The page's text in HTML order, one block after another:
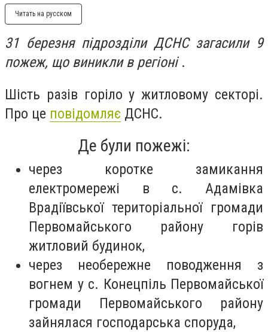
Читать на русском
31 березня підрозділи ДСНС загасили 9
пожеж, що виникли в регіоні.
Шість разів горіло у житловому секторі.
Про це повідомляє ДСНС.
Де були пожежі:
через коротке замикання
електромережі в с. Адамівка
Врадіївської територіальної громади
Первомайського району горів
житловий будинок,
через необережне поводження з
вогнем у с. Конецпіль Первомайської
громади Первомайського району
зайнялася господарська споруда,